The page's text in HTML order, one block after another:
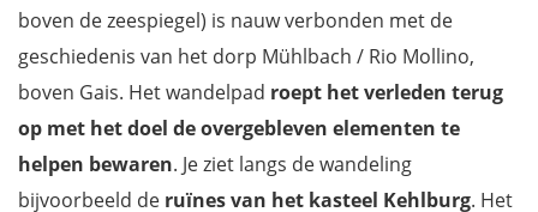
boven de zeespiegel) is nauw verbonden met de
geschiedenis van het dorp Mühlbach / Rio Mollino,
boven Gais. Het wandelpad roept het verleden terug
op met het doel de overgebleven elementen te
helpen bewaren. Je ziet langs de wandeling
bijvoorbeeld de ruïnes van het kasteel Kehlburg. Het